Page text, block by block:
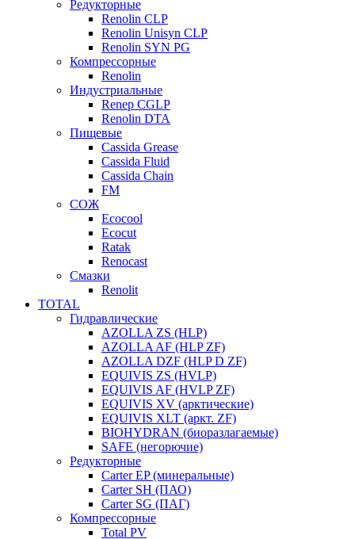
Редукторные
Renolin CLP
Renolin Unisyn CLP
Renolin SYN PG
Компрессорные
Renolin
Индустриальные
Renep CGLP
Renolin DTA
Пищевые
Cassida Grease
Cassida Fluid
Cassida Chain
FM
СОЖ
Ecocool
Ecocut
Ratak
Renocast
Смазки
Renolit
TOTAL
Гидравлические
AZOLLA ZS (HLP)
AZOLLA AF (HLP ZF)
AZOLLA DZF (HLP D ZF)
EQUIVIS ZS (HVLP)
EQUIVIS AF (HVLP ZF)
EQUIVIS XV (арктические)
EQUIVIS XLT (аркт. ZF)
BIOHYDRAN (биоразлагаемые)
SAFE (негорючие)
Редукторные
Carter EP (минеральные)
Carter SH (ПАО)
Carter SG (ПАГ)
Компрессорные
Total PV